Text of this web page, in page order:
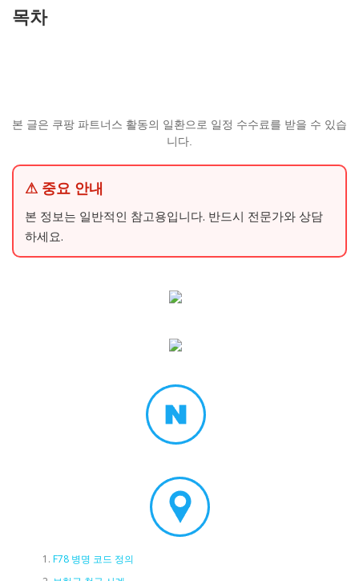
목차
본 글은 쿠팡 파트너스 활동의 일환으로 일정 수수료를 받을 수 있습
니다.
⚠ 중요 안내
본 정보는 일반적인 참고용입니다. 반드시 전문가와 상담
하세요.
F78 병명 코드 정의